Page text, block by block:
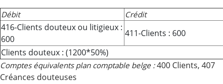
Débit Crédit
416-Clients douteux ou litigieux :
600
411-Clients : 600
Clients douteux : (1200*50%)
Comptes équivalents plan comptable belge :400 Clients, 407
Créances douteuses